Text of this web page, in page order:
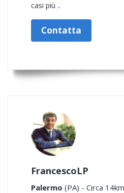
casi più ..
Contatta
FrancescoLP
Palermo (PA) - Circa